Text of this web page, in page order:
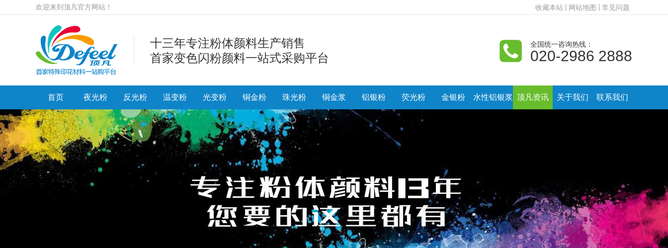
欢迎来到顶凡官方网站！ 收藏本站 网站地图 常见问题
十三年专注粉体颜料生产销售
首家变色闪粉颜料一站式采购平台
全国统一咨询热线：
020-2986 2888
首页 夜光粉 反光粉 温变粉 光变粉 铜金粉 珠光粉 铜金浆 铝银粉 荧光粉 金银粉 水性铝银浆 顶凡资讯 关于我们 联系我们